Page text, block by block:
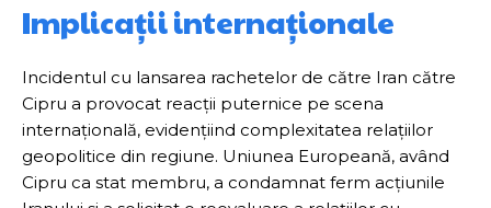
Implicații internaționale
Incidentul cu lansarea rachetelor de către Iran către
Cipru a provocat reacții puternice pe scena
internațională, evidențiind complexitatea relațiilor
geopolitice din regiune. Uniunea Europeană, având
Cipru ca stat membru, a condamnat ferm acțiunile